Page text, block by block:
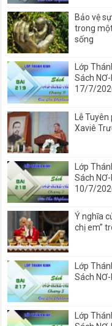
Bảo vệ
trong
sống
Lớp
Sách NƠ-
17/7/
Lễ Tuyên
Xaviê
Lớp
Sách NƠ-
10/7/
Ý nghĩa
chị em”
Lớp
Sách
Lớp